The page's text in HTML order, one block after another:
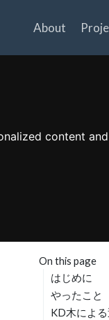
content
About
On this page
はじめに
やったこと
KD木によ